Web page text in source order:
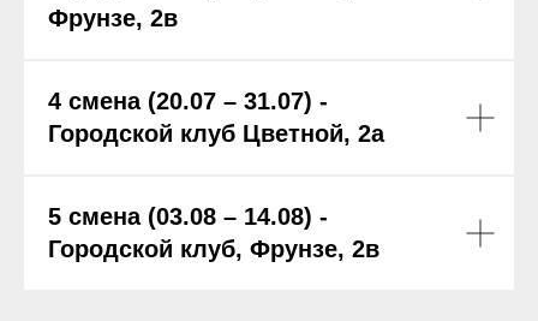
Фрунзе, 2в
4 смена (20.07 – 31.07) -
Городской клуб Цветной, 2а
5 смена (03.08 – 14.08) -
Городской клуб, Фрунзе, 2в